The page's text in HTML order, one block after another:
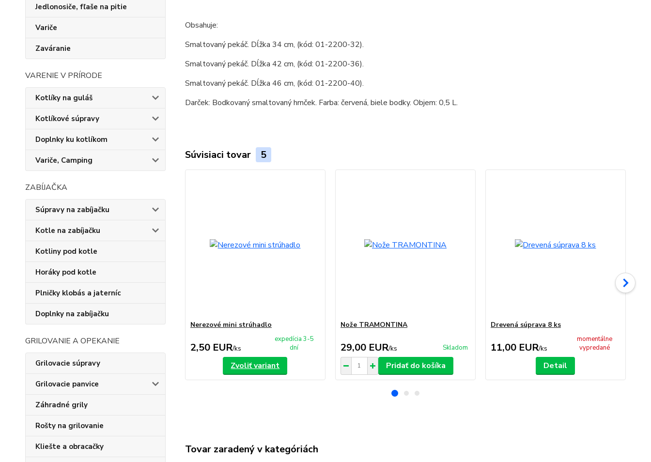
Jedlonosiče, fľaše na pitie
Variče
Zaváranie
VARENIE V PRÍRODE
Kotlíky na guláš
Kotlíkové súpravy
Doplnky ku kotlíkom
Variče, Camping
ZABÍJAČKA
Súpravy na zabíjačku
Kotle na zabíjačku
Kotliny pod kotle
Horáky pod kotle
Plničky klobás a jaterníc
Doplnky na zabíjačku
GRILOVANIE A OPEKANIE
Grilovacie súpravy
Grilovacie panvice
Záhradné grily
Rošty na grilovanie
Kliešte a obracačky
Obsahuje:
Smaltovaný pekáč. Dĺžka 34 cm, (kód: 01-2200-32).
Smaltovaný pekáč. Dĺžka 42 cm, (kód: 01-2200-36).
Smaltovaný pekáč. Dĺžka 46 cm, (kód: 01-2200-40).
Darček: Bodkovaný smaltovaný hrnček. Farba: červená, biele bodky. Objem: 0,5 L.
Súvisiaci tovar 5
Nerezové mini strúhadlo
2,50 EUR/ks
expedícia 3-5
dní
Zvoliť variant
Nože TRAMONTINA
29,00 EUR/ks Skladom
Pridať do košíka
Drevená súprava 8 ks
11,00 EUR/ks
momentálne
vypredané
Detail
Tovar zaradený v kategóriách